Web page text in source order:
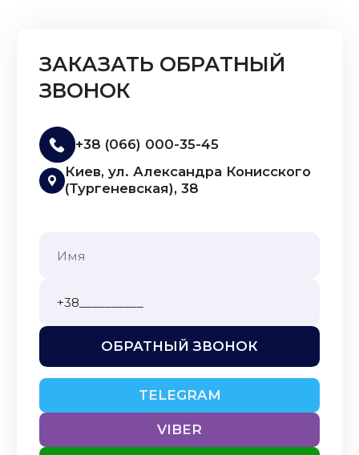
ЗАКАЗАТЬ ОБРАТНЫЙ
ЗВОНОК
+38 (066) 000-35-45
Киев, ул. Александра Конисского
(Тургеневская), 38
ОБРАТНЫЙ ЗВОНОК
TELEGRAM
VIBER